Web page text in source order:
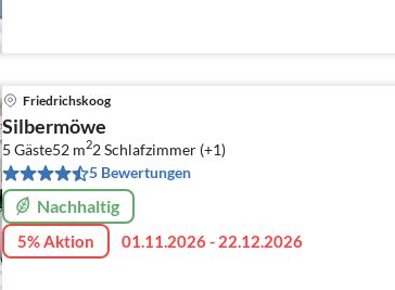
Friedrichskoog
Silbermöwe
5 Gäste52 m22Schlafzimmer (+1)
5 Bewertungen
Nachhaltig
5% Aktion 01.11.2026 - 22.12.2026